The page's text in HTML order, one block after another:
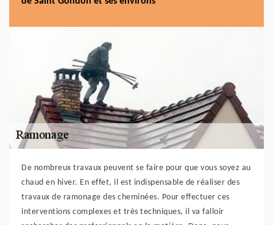
De nombreux travaux peuvent se faire pour que vous soyez au
chaud en hiver. En effet, il est indispensable de réaliser des
travaux de ramonage des cheminées. Pour effectuer ces
interventions complexes et très techniques, il va falloir